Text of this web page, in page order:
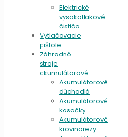
Elektrické
vysokotlakové
čističe
Vytlačovacie
pištole
Záhradné
stroje
akumulátorové
Akumulátorové
dúchadlá
Akumulátorové
kosačky
Akumulátorové
krovinorezy